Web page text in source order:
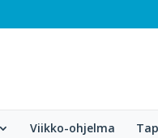
Viikko-ohjelma